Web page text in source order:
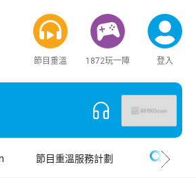
節目重溫 1872玩一陣 登入
節目重溫服務計劃